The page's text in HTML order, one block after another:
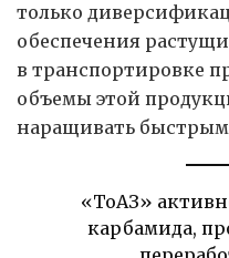
только
обеспечения
в транспортировке
объемы этой
наращивать
«ТоАЗ»
карбамида,